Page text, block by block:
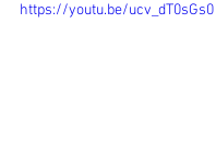
https://youtu.be/ucv_dT0sGs0